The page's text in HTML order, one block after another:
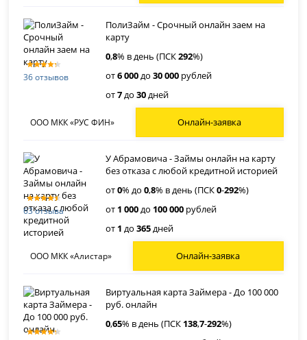
36 отзывов
ПолиЗайм - Срочный онлайн заем на
карту
0,8% в день (ПСК292%)
от6 000до30 000 рублей
от7до30дней
ООО МКК «РУС ФИН» Онлайн-заявка
63 отзыва
У Абрамовича - Займы онлайн на карту
без отказа с любой кредитной историей
от0% до0,8% в день (ПСК0-292%)
от 1 000до 100 000 рублей
от 1 до365дней
ООО МКК «Алистар» Онлайн-заявка
Виртуальная карта Займера - До 100 000
руб. онлайн
0,65% в день (ПСК 138,7-292%)